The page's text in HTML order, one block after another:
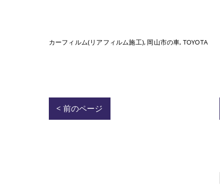
カーフィルム(リアフィルム施工) 岡山市の車 TOYOTA
< 前のページ